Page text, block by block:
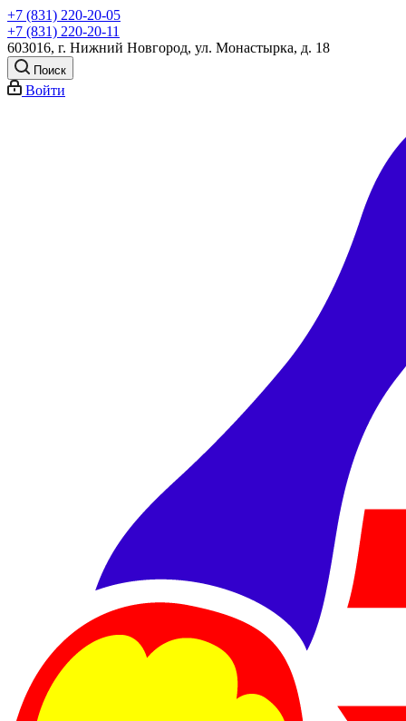
+7 (831) 220-20-05
+7 (831) 220-20-11
603016, г. Нижний Новгород, ул. Монастырка, д. 18
Поиск
Войти